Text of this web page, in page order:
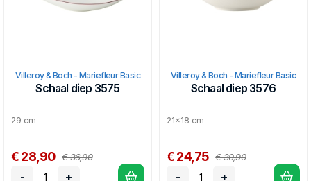
Villeroy & Boch - Mariefleur Basic
Schaal diep 3575
29 cm
€ 28,90 € 36,90
- +
Villeroy & Boch - Mariefleur Basic
Schaal diep 3576
21x18 cm
€ 24,75 € 30,90
- +